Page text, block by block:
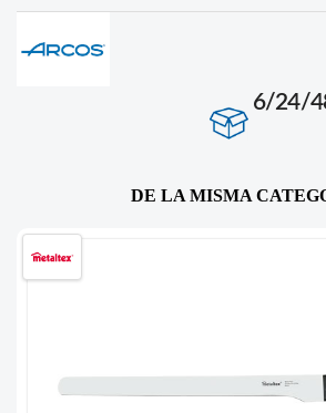
6/24/
DE LA MISMA